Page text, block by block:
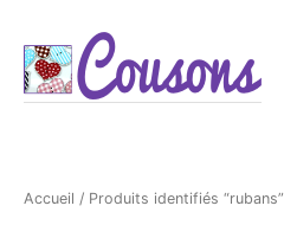
Accueil / Produits identifiés “rubans”